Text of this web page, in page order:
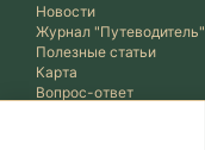
Новости
Журнал "Путеводитель"
Полезные статьи
Карта
Вопрос-ответ